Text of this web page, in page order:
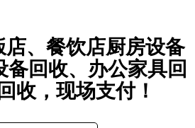
、餐饮店厨房设备
回收、办公家具回
收，现场支付！